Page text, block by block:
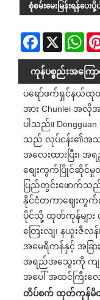
စုံစမ်းမေးမြန်းရန်ပေးပို့ပ
Facebook
X
ကုန်ပစ္စည်းအကြေ
ပရော်ဖက်ရှင်နယ်
အား Chunlei အ
ပါသည်။ Dongguan
သည် လုပ်ငန်း၏
အလေးထားပြီး၊
စျေးကွက်ပြိုင်ဆိုင်
ပြည်တွင်းဖောက်သ
နိုင်ငံတကာဈေးကွက်ကို
ပိုင်သို့ ထုတ်ကုန်များ တင်
တြေးလျ၊ နယူးဇီလန်
အမေရိကန်နှင့် အခြာ
အရည်အသွေးကို ကျယ်က
အပေါ် အထင်ကြီးလ
တိပ်စက် ထုတ်ကုန်